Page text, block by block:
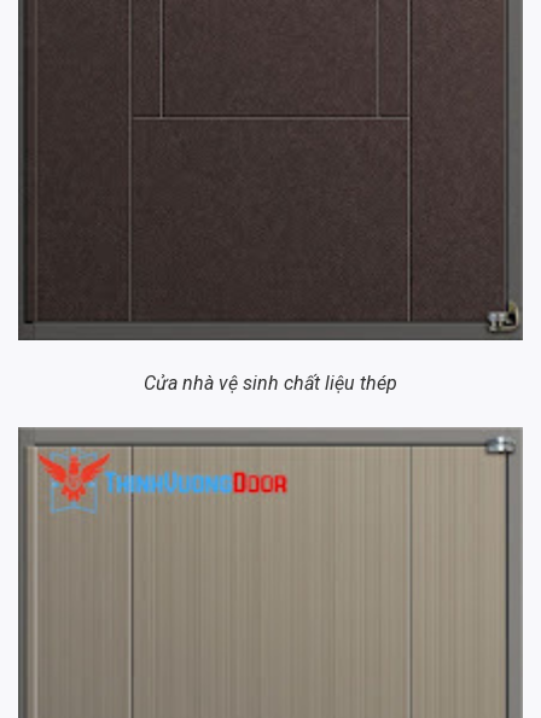
Cửa nhà vệ sinh chất liệu thép